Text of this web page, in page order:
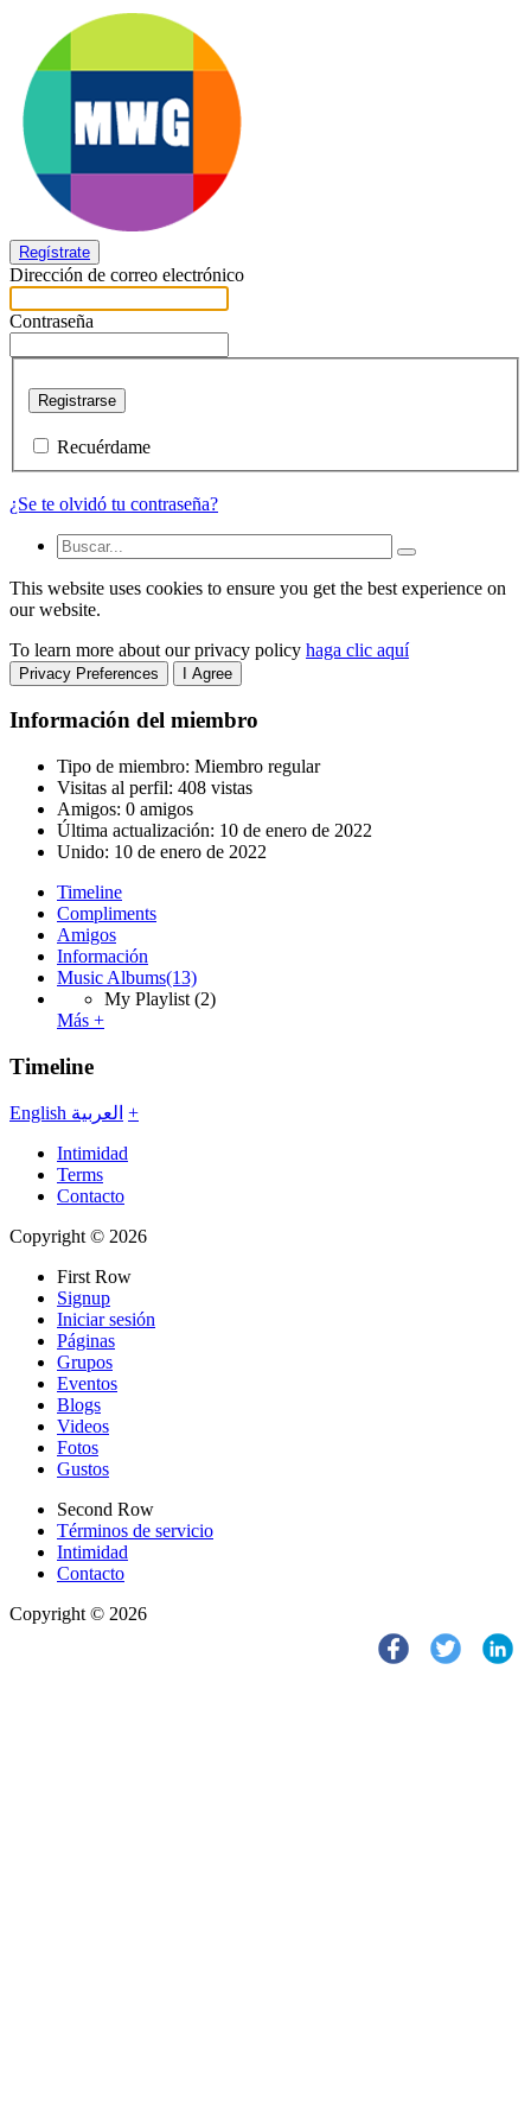
Regístrate
Dirección de correo electrónico
Contraseña
Registrarse
Recuérdame
¿Se te olvidó tu contraseña?
This website uses cookies to ensure you get the best experience on
our website.
To learn more about our privacy policy haga clic aquí
Privacy Preferences I Agree
Información del miembro
Tipo de miembro: Miembro regular
Visitas al perfil: 408 vistas
Amigos: 0 amigos
Última actualización: 10 de enero de 2022
Unido: 10 de enero de 2022
Timeline
Compliments
Amigos
Información
Music Albums(13)
My Playlist (2)
Más +
Timeline
English العربية +
Intimidad
Terms
Contacto
Copyright © 2026
First Row
Signup
Iniciar sesión
Páginas
Grupos
Eventos
Blogs
Videos
Fotos
Gustos
Second Row
Términos de servicio
Intimidad
Contacto
Copyright © 2026